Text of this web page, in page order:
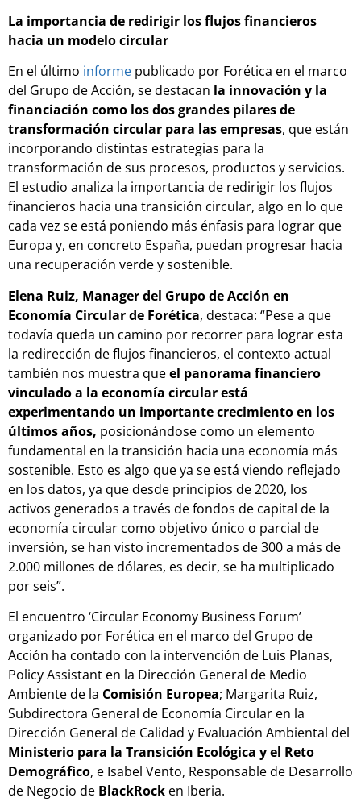
La importancia de redirigir los flujos financieros
hacia un modelo circular
En el último informe publicado por Forética en el marco
del Grupo de Acción, se destacan la innovación y la
financiación como los dos grandes pilares de
transformación circular para las empresas, que están
incorporando distintas estrategias para la
transformación de sus procesos, productos y servicios.
El estudio analiza la importancia de redirigir los flujos
financieros hacia una transición circular, algo en lo que
cada vez se está poniendo más énfasis para lograr que
Europa y, en concreto España, puedan progresar hacia
una recuperación verde y sostenible.
Elena Ruiz, Manager del Grupo de Acción en
Economía Circular de Forética, destaca: “Pese a que
todavía queda un camino por recorrer para lograr esta
la redirección de flujos financieros, el contexto actual
también nos muestra queel panorama financiero
vinculado a la economía circular está
experimentando un importante crecimiento en los
últimos años, posicionándose como un elemento
fundamental en la transición hacia una economía más
sostenible. Esto es algo que ya se está viendo reflejado
en los datos, ya que desde principios de 2020, los
activos generados a través de fondos de capital de la
economía circular como objetivo único o parcial de
inversión, se han visto incrementados de 300 a más de
2.000 millones de dólares, es decir, se ha multiplicado
por seis”.
El encuentro ‘Circular Economy Business Forum’
organizado por Forética en el marco del Grupo de
Acción ha contado con la intervención de Luis Planas,
Policy Assistant en la Dirección General de Medio
Ambiente de la Comisión Europea; Margarita Ruiz,
Subdirectora General de Economía Circular en la
Dirección General de Calidad y Evaluación Ambiental del
Ministerio para la Transición Ecológica y el Reto
Demográfico, e Isabel Vento, Responsable de Desarrollo
de Negocio de BlackRock en Iberia.